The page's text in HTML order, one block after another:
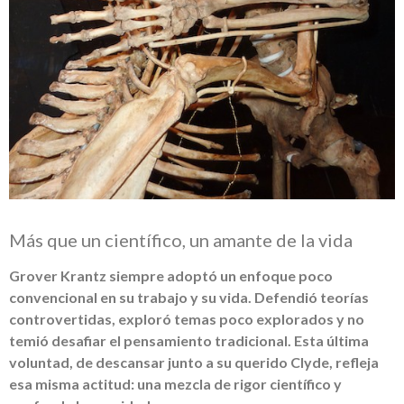
Más que un científico, un amante de la vida
Grover Krantz siempre adoptó un enfoque poco
convencional en su trabajo y su vida. Defendió teorías
controvertidas, exploró temas poco explorados y no
temió desafiar el pensamiento tradicional. Esta última
voluntad, de descansar junto a su querido Clyde, refleja
esa misma actitud: una mezcla de rigor científico y